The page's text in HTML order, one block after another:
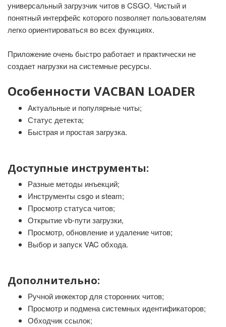
универсальный загрузчик читов в CSGO. Чистый и
понятный интерфейс которого позволяет пользователям
легко ориентироваться во всех функциях.
Приложение очень быстро работает и практически не
создает нагрузки на системные ресурсы.
Особенности VACBAN LOADER
Актуальные и популярные читы;
Статус детекта;
Быстрая и простая загрузка.
Доступные инструменты:
Разные методы инъекций;
Инструменты csgo и steam;
Просмотр статуса читов;
Открытие vb-пути загрузки,
Просмотр, обновление и удаление читов;
Выбор и запуск VAC обхода.
Дополнительно:
Ручной инжектор для сторонних читов;
Просмотр и подмена системных идентификаторов;
Обходчик ссылок;